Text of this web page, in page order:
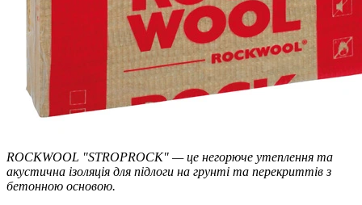
ROCKWOOL "STROPROCK" — це негорюче утеплення та
акустична ізоляція для підлоги на грунті та перекриттів з
бетонною основою.